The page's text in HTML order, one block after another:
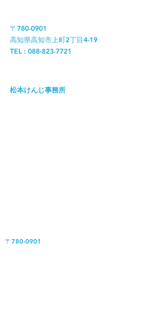
〒780-0901
高知県高知市上町2丁目4-19
TEL : 088-823-7721
松本けんじ事務所
〒780-0901